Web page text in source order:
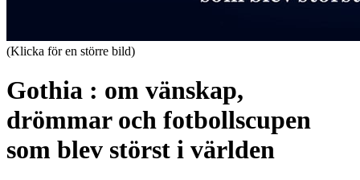
(Klicka för en större bild)
Gothia : om vänskap,
drömmar och fotbollscupen
som blev störst i världen